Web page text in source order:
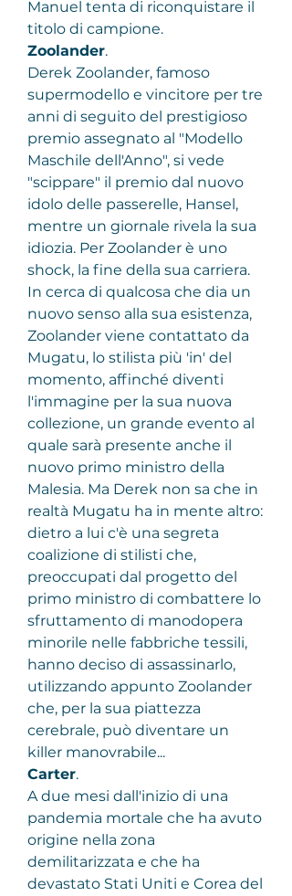
Manuel tenta di riconquistare il
titolo di campione.
Zoolander.
Derek Zoolander, famoso
supermodello e vincitore per tre
anni di seguito del prestigioso
premio assegnato al "Modello
Maschile dell'Anno", si vede
"scippare" il premio dal nuovo
idolo delle passerelle, Hansel,
mentre un giornale rivela la sua
idiozia. Per Zoolander è uno
shock, la fine della sua carriera.
In cerca di qualcosa che dia un
nuovo senso alla sua esistenza,
Zoolander viene contattato da
Mugatu, lo stilista più 'in' del
momento, affinché diventi
l'immagine per la sua nuova
collezione, un grande evento al
quale sarà presente anche il
nuovo primo ministro della
Malesia. Ma Derek non sa che in
realtà Mugatu ha in mente altro:
dietro a lui c'è una segreta
coalizione di stilisti che,
preoccupati dal progetto del
primo ministro di combattere lo
sfruttamento di manodopera
minorile nelle fabbriche tessili,
hanno deciso di assassinarlo,
utilizzando appunto Zoolander
che, per la sua piattezza
cerebrale, può diventare un
killer manovrabile...
Carter.
A due mesi dall'inizio di una
pandemia mortale che ha avuto
origine nella zona
demilitarizzata e che ha
devastato Stati Uniti e Corea del